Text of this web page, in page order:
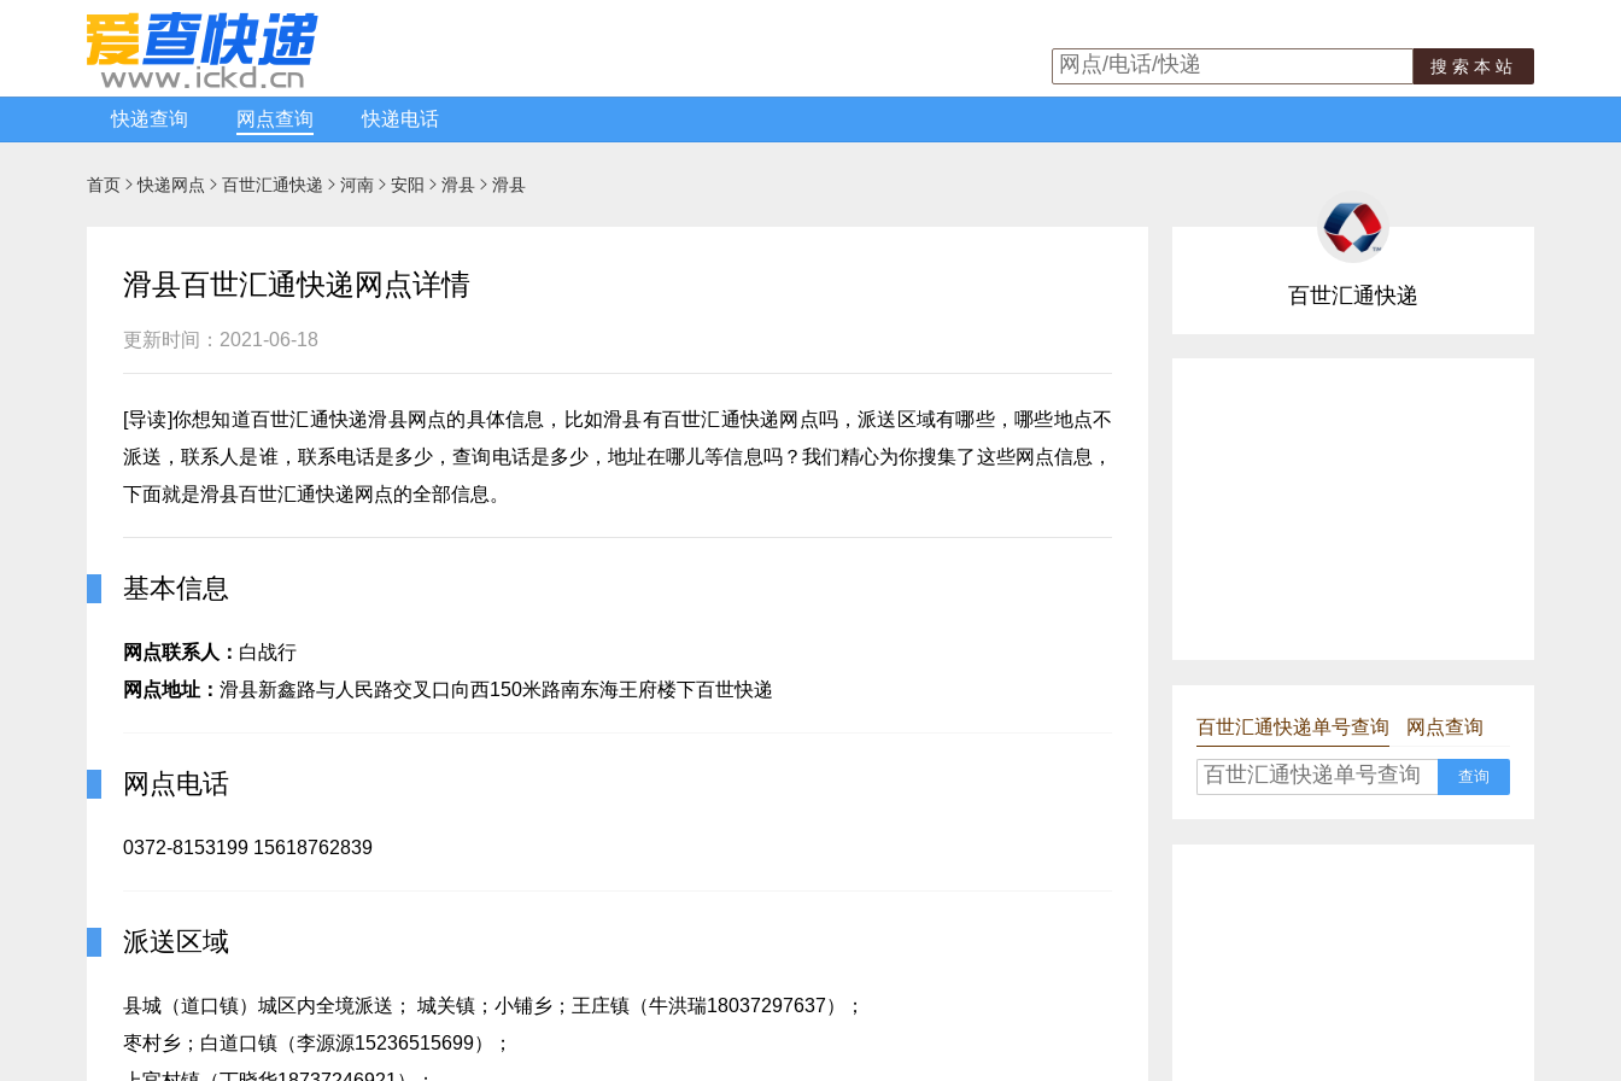
搜索本站
快递查询 网点查询 快递电话
首页 快递网点  百世汇通快递  河南  安阳  滑县  滑县
滑县百世汇通快递网点详情
更新时间：2021-06-18
[导读]你想知道百世汇通快递滑县网点的具体信息，比如滑县有百世汇通快递网点吗，派送区域有哪些，哪些地点不
派送，联系人是谁，联系电话是多少，查询电话是多少，地址在哪儿等信息吗？我们精心为你搜集了这些网点信息，
下面就是滑县百世汇通快递网点的全部信息。
基本信息
网点联系人： 白战行
网点地址： 滑县新鑫路与人民路交叉口向西150米路南东海王府楼下百世快递
网点电话
0372-8153199 15618762839
派送区域
县城（道口镇）城区内全境派送； 城关镇；小铺乡；王庄镇（牛洪瑞18037297637）；
枣村乡；白道口镇（李源源15236515699）；
百世汇通快递
百世汇通快递单号查询 网点查询
查询